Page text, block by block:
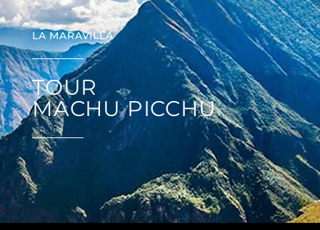
LA MARAVILLA
TOUR
MACHU PICCHU